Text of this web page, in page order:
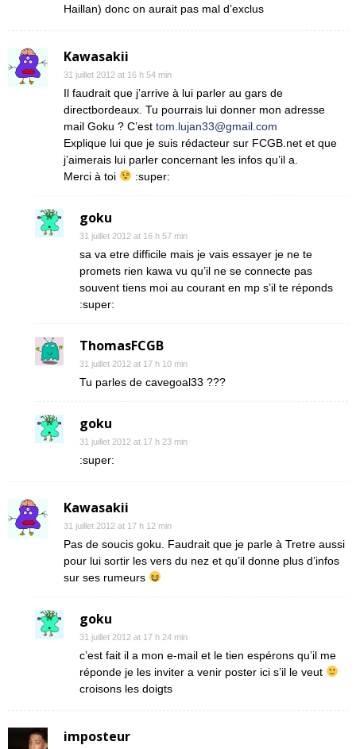
Haillan) donc on aurait pas mal d’exclus
Kawasakii
31 juillet 2012 at 16 h 54 min
Il faudrait que j’arrive à lui parler au gars de
directbordeaux. Tu pourrais lui donner mon adresse
mail Goku ? C’est tom.lujan33@gmail.com
Explique lui que je suis rédacteur sur FCGB.net et que
j’aimerais lui parler concernant les infos qu’il a.
Merci à toi
:super:
goku
31 juillet 2012 at 16 h 57 min
sa va etre difficile mais je vais essayer je ne te
promets rien kawa vu qu’il ne se connecte pas
souvent tiens moi au courant en mp s’il te réponds
:super:
ThomasFCGB
31 juillet 2012 at 17 h 10 min
Tu parles de cavegoal33 ???
goku
31 juillet 2012 at 17 h 23 min
:super:
Kawasakii
31 juillet 2012 at 17 h 12 min
Pas de soucis goku. Faudrait que je parle à Tretre aussi
pour lui sortir les vers du nez et qu’il donne plus d’infos
sur ses rumeurs
goku
31 juillet 2012 at 17 h 24 min
c’est fait il a mon e-mail et le tien espérons qu’il me
réponde je les inviter a venir poster ici s’il le veut
croisons les doigts
imposteur